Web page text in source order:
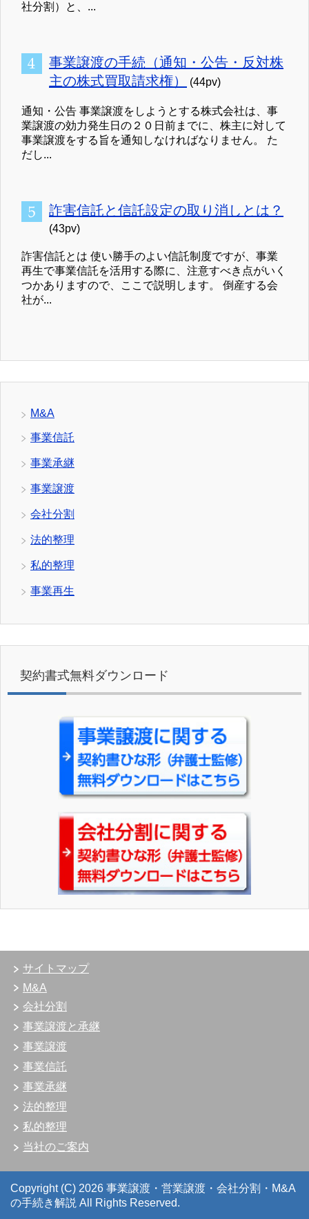
社分割）と、...
事業譲渡の手続（通知・公告・反対株
主の株式買取請求権）
(44pv)
通知・公告 事業譲渡をしようとする株式会社は、事
業譲渡の効力発生日の２０日前までに、株主に対して
事業譲渡をする旨を通知しなければなりません。 た
だし...
詐害信託と信託設定の取り消しとは？
(43pv)
詐害信託とは 使い勝手のよい信託制度ですが、事業
再生で事業信託を活用する際に、注意すべき点がいく
つかありますので、ここで説明します。 倒産する会
社が...
M&A
事業信託
事業承継
事業譲渡
会社分割
法的整理
私的整理
事業再生
契約書式無料ダウンロード
サイトマップ
M&A
会社分割
事業譲渡と承継
事業譲渡
事業信託
事業承継
法的整理
私的整理
当社のご案内
Copyright (C) 2026 事業譲渡・営業譲渡・会社分割・M&A
の手続き解説 All Rights Reserved.